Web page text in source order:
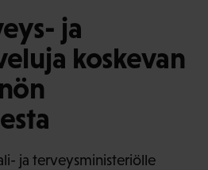
ja
koskevan
ja terveysministeriölle